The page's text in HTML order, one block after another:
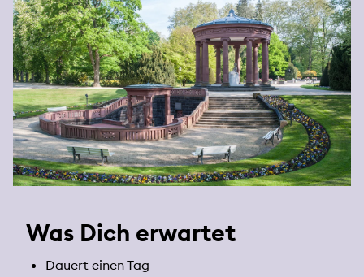
Was Dich erwartet
Dauert einen Tag